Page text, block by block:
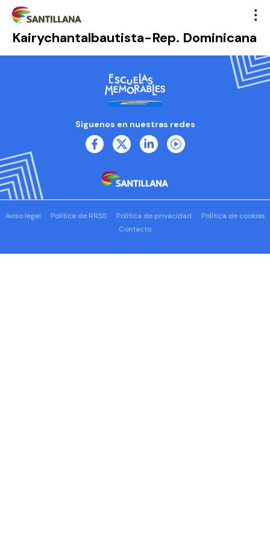
Kairychantalbautista-Rep. Dominicana
Síguenos en nuestras redes
Aviso legal Política de RRSS Política de privacidad
Política de cookies
Contacto